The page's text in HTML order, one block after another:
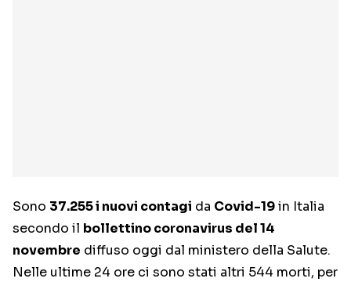
Sono 37.255 i nuovi contagi da Covid-19in Italia
secondo il bollettino coronavirus del 14
novembre diffuso oggi dal ministero della Salute.
Nelle ultime 24 ore ci sono stati altri 544 morti, per